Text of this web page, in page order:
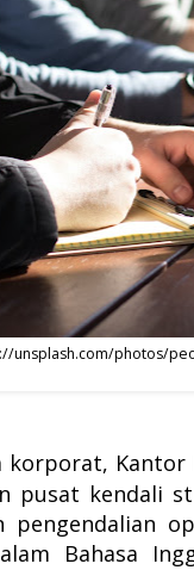
unsplash.com/photos/
korporat,
pusat kendali
pengendalian
Bahasa